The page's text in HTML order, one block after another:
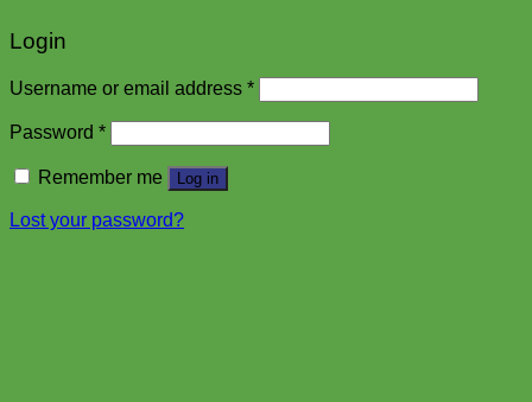
Login
Username or email address *
Password *
Remember me Log in
Lost your password?